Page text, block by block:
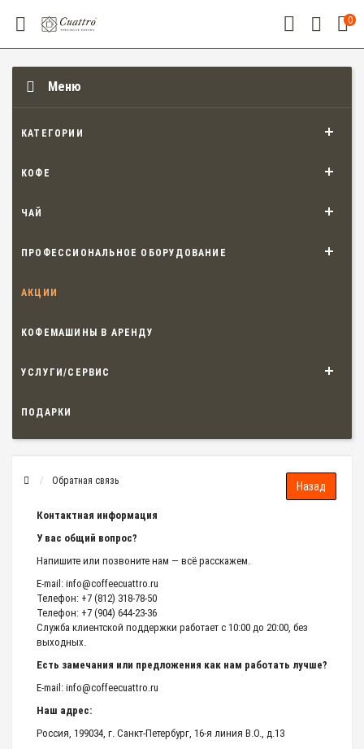
0
Меню
КАТЕГОРИИ
КОФЕ
ЧАЙ
ПРОФЕССИОНАЛЬНОЕ ОБОРУДОВАНИЕ
АКЦИИ
КОФЕМАШИНЫ В АРЕНДУ
УСЛУГИ/СЕРВИС
ПОДАРКИ
Обратная связь
Контактная информация
У вас общий вопрос?
Напишите или позвоните нам — всё расскажем.
E-mail: info@coffeecuattro.ru
Телефон: +7 (812) 318-78-50
Телефон: +7 (904) 644-23-36
Служба клиентской поддержки работает с 10:00 до 20:00, без
выходных.
Есть замечания или предложения как нам работать лучше?
E-mail: info@coffeecuattro.ru
Наш адрес:
Россия, 199034, г. Санкт-Петербург, 16-я линия В.О., д.13